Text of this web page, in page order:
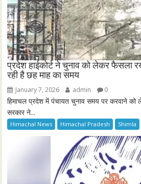
प्रदेश हाईकोर्ट ने चुनाव को लेकर फैसला
रही है छह माह का समय
January 7, 2026 admin 0
हिमाचल प्रदेश में पंचायत चुनाव समय पर करवाने को
सरकार ने...
Himachal News Himachal Pradesh Shimla